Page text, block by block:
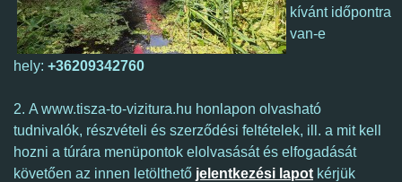
kívánt időpontra
van-e
hely: +36209342760
2. A www.tisza-to-vizitura.hu honlapon olvasható
tudnivalók, részvételi és szerződési feltételek, ill. a mit kell
hozni a túrára menüpontok elolvasását és elfogadását
követően az innen letölthető jelentkezési lapot kérjük